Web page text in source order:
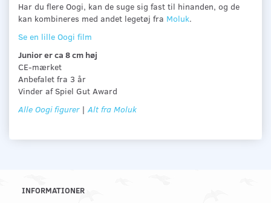
Har du flere Oogi, kan de suge sig fast til hinanden, og de
kan kombineres med andet legetøj fra Moluk.
Se en lille Oogi film
Junior er ca 8 cm høj
CE-mærket
Anbefalet fra 3 år
Vinder af Spiel Gut Award
Alle Oogi figurer| Alt fra Moluk
INFORMATIONER